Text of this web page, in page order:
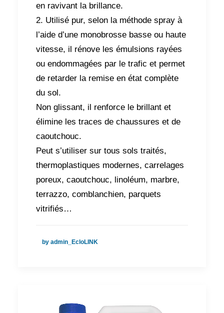
en ravivant la brillance.
2. Utilisé pur, selon la méthode spray à
l’aide d’une monobrosse basse ou haute
vitesse, il rénove les émulsions rayées
ou endommagées par le trafic et permet
de retarder la remise en état complète
du sol.
Non glissant, il renforce le brillant et
élimine les traces de chaussures et de
caoutchouc.
Peut s’utiliser sur tous sols traités,
thermoplastiques modernes, carrelages
poreux, caoutchouc, linoléum, marbre,
terrazzo, comblanchien, parquets
vitrifiés…
by admin_EcloLINK